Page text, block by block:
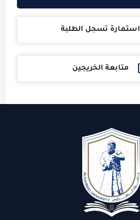
استمارة تسجل الطلبة
متابعة الخريجين